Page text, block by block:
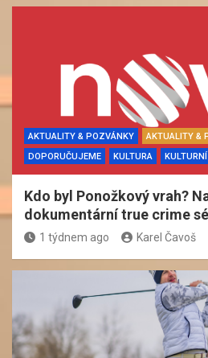
AKTUALITY & POZVÁNKY
AKTUALITY &
DOPORUČUJEME
KULTURA
Kdo byl Ponožkový vrah?
dokumentární true crime
1 týdnem ago Karel Čavoš